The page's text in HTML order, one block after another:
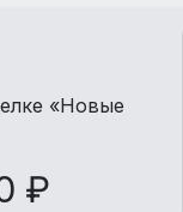
«Новые
₽